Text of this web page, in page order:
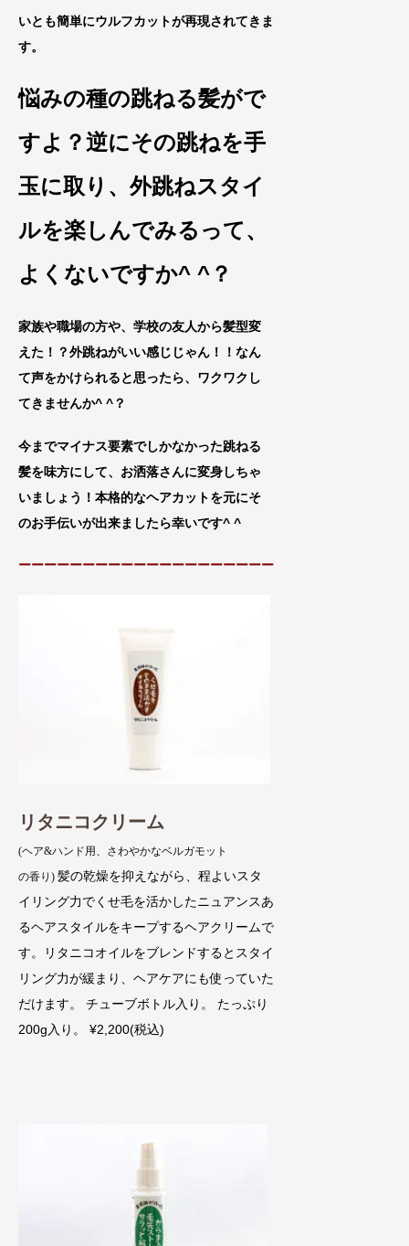
いとも簡単にウルフカットが再現されてきま
す。
悩みの種の跳ねる髪がで
すよ？逆にその跳ねを手
玉に取り 、外跳ねスタイ
ルを楽しんでみるって、
よくないですか^ ^？
家族や職場の方や、学校の友人から髪型変
えた！？外跳ねがいい感じじゃん！！ なん
て声をかけられると思ったら、ワクワク し
てきませんか^ ^？
今までマイナス要素でしかなかった跳ねる
髪を味方に して、お洒落さんに変身しちゃ
いまし ょう！本格的なヘアカットを元にそ
のお手伝いが出来ましたら幸いです^ ^
ーーーーーーーーーーーーーーーーーーーー
リタニコクリーム
(ヘア&ハンド用、さわやかなベルガモット
の香り) 髪の乾燥を抑えながら、程よいスタ
イリング力でくせ毛を活かしたニュアンスあ
るヘアスタイルをキープするヘアクリームで
す。リタニコオイルをブレンドするとスタイ
リング力が緩まり、ヘアケアにも使っていた
だけます。 チューブボトル入り。 たっぷり
200g入り。 ¥2,200(税込)